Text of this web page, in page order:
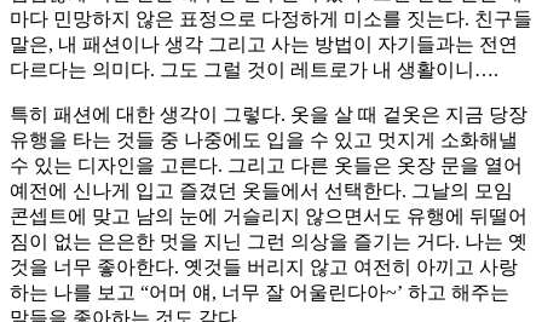
마다 민망하지 않은 표정으로 다정하게 미소를 짓는다. 친구들
말은, 내 패션이나 생각 그리고 사는 방법이 자기들과는 전연
다르다는 의미다. 그도 그럴 것이 레트로가 내 생활이니….
특히 패션에 대한 생각이 그렇다. 옷을 살 때 겉옷은 지금 당장
유행을 타는 것들 중 나중에도 입을 수 있고 멋지게 소화해낼
수 있는 디자인을 고른다. 그리고 다른 옷들은 옷장 문을 열어
예전에 신나게 입고 즐겼던 옷들에서 선택한다. 그날의 모임
콘셉트에 맞고 남의 눈에 거슬리지 않으면서도 유행에 뒤떨어
짐이 없는 은은한 멋을 지닌 그런 의상을 즐기는 거다. 나는 옛
것을 너무 좋아한다. 옛것들 버리지 않고 여전히 아끼고 사랑
하는 나를 보고 “어머 얘, 너무 잘 어울린다아~’ 하고 해주는